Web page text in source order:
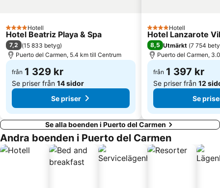
4 Stjärnor
Hotell
Hotel Beatriz Playa & Spa
7,2 (15 833 betyg)
Puerto del Carmen, 5.4 km till Centrum
från 1 329 kr
Se priser från 14 sidor
Se priser
4 Stjärnor
Hotell
Hotel Lanzarote
8,5 Utmärkt (7 754
Puerto del Carmen,
från 1 397 kr
Se priser från 12
Se
Se alla boenden i Puerto del Carmen
Andra boenden i Puerto del Carmen